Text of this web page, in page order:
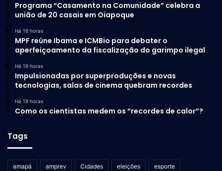
Programa “Casamento na Comunidade” celebra a
união de 20 casais em Oiapoque
Há 19 horas
MPF reúne Ibama e ICMBio para debater o
aperfeiçoamento da fiscalização do garimpo ilegal
Há 19 horas
Impulsionadas por superproduções e novas
tecnologias, salas de cinema quebram recordes
Há 19 horas
Como os cientistas medem os “recordes de calor”?
Tags
amapá amprev Cidades eleições esporte